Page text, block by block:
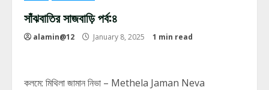
সাঁঝবাতির সাজবাড়ি পর্ব:৪
alamin@12 January 8, 2025 1 min read
কলমে: মিথিলা জামান নিভা – Methela Jaman Neva